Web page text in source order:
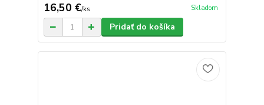
16,50 €/ks Skladom
Pridať do košíka